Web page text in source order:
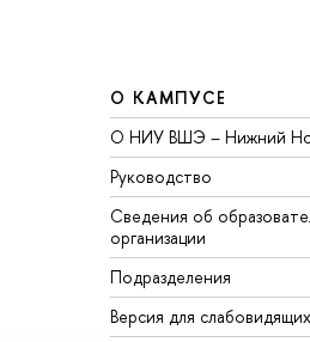
О КАМПУСЕ
О НИУ ВШЭ – Нижний
Руководство
Сведения об
организации
Подразделения
Версия для слабовидящих